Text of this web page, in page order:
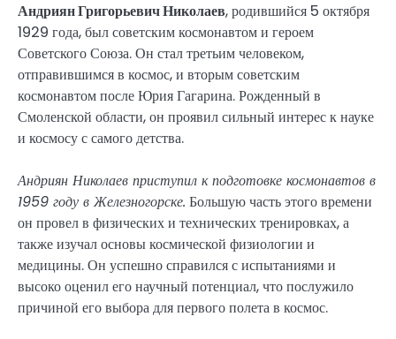
Андриян Григорьевич Николаев, родившийся 5 октября
1929 года, был советским космонавтом и героем
Советского Союза. Он стал третьим человеком,
отправившимся в космос, и вторым советским
космонавтом после Юрия Гагарина. Рожденный в
Смоленской области, он проявил сильный интерес к науке
и космосу с самого детства.
Андриян Николаев приступил к подготовке космонавтов в
1959 году в Железногорске. Большую часть этого времени
он провел в физических и технических тренировках, а
также изучал основы космической физиологии и
медицины. Он успешно справился с испытаниями и
высоко оценил его научный потенциал, что послужило
причиной его выбора для первого полета в космос.